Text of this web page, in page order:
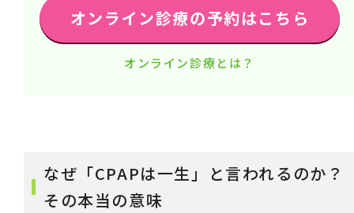
オンライン診療の予約はこちら
オンライン診療とは？
なぜ「CPAPは一生」と言われるのか？
その本当の意味